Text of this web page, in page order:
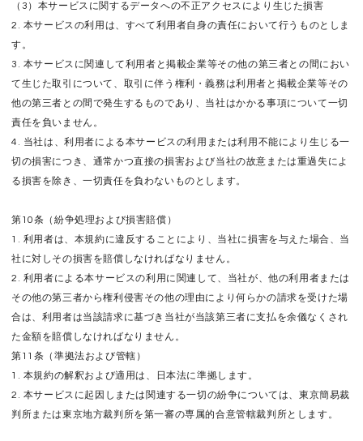
（3）本サービスに関するデータへの不正アクセスにより生じた損害
2. 本サービスの利用は、すべて利用者自身の責任において行うものとしま
す。
3. 本サービスに関連して利用者と掲載企業等その他の第三者との間におい
て生じた取引について、取引に伴う権利・義務は利用者と掲載企業等その
他の第三者との間で発生するものであり、当社はかかる事項について一切
責任を負いません。
4. 当社は、利用者による本サービスの利用または利用不能により生じる一
切の損害につき、通常かつ直接の損害および当社の故意または重過失によ
る損害を除き、一切責任を負わないものとします。
第10条（紛争処理および損害賠償）
1. 利用者は、本規約に違反することにより、当社に損害を与えた場合、当
社に対しその損害を賠償しなければなりません。
2. 利用者による本サービスの利用に関連して、当社が、他の利用者または
その他の第三者から権利侵害その他の理由により何らかの請求を受けた場
合は、利用者は当該請求に基づき当社が当該第三者に支払を余儀なくされ
た金額を賠償しなければなりません。
第11条（準拠法および管轄）
1. 本規約の解釈および適用は、日本法に準拠します。
2. 本サービスに起因しまたは関連する一切の紛争については、東京簡易裁
判所または東京地方裁判所を第一審の専属的合意管轄裁判所とします。